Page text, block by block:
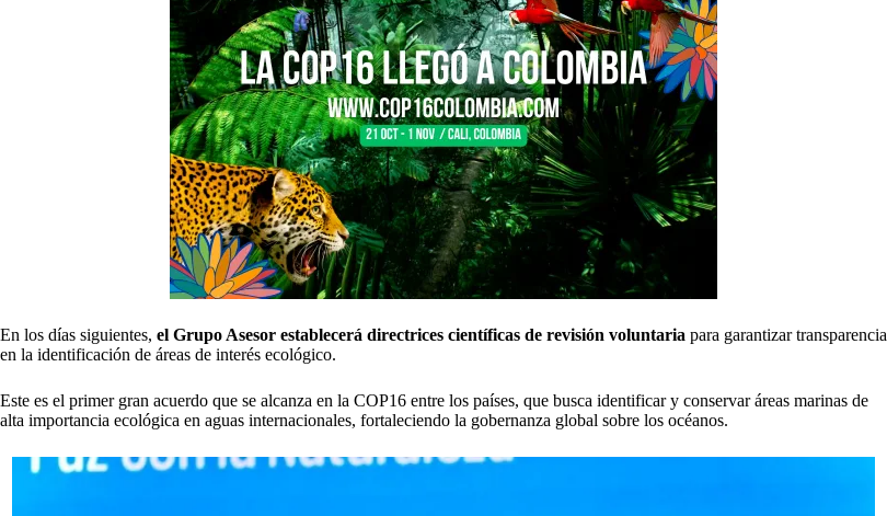
En los días siguientes, el Grupo Asesor establecerá directrices científicas de revisión voluntaria para garantizar transparencia
en la identificación de áreas de interés ecológico.
Este es el primer gran acuerdo que se alcanza en la COP16 entre los países, que busca identificar y conservar áreas marinas de
alta importancia ecológica en aguas internacionales, fortaleciendo la gobernanza global sobre los océanos.